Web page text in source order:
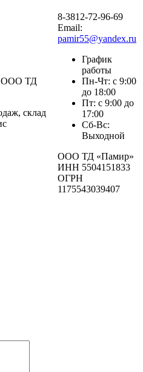
ООО ТД
склад
8-3812-72-96-69
Email:
pamir55@yandex.ru
График
работы
Пн-Чт: с 9:00
до 18:00
Пт: с 9:00 до
17:00
Сб-Вс:
Выходной
ООО ТД «Памир»
ИНН 5504151833
ОГРН
1175543039407